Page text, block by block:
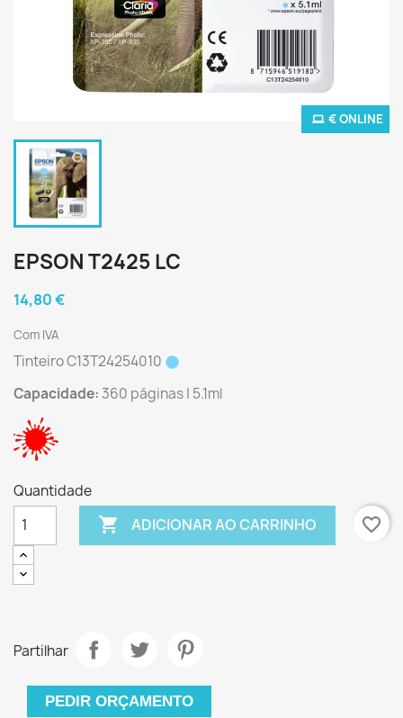
€ ONLINE
EPSON T2425 LC
14,80 €
Com IVA
Tinteiro C13T24254010
Capacidade: 360 páginas | 5.1ml
Quantidade
 ADICIONAR AO CARRINHO favorite_border
Partilhar
PEDIR ORÇAMENTO